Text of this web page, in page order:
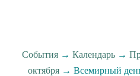
События → Календарь →
октября→ Всемирный день